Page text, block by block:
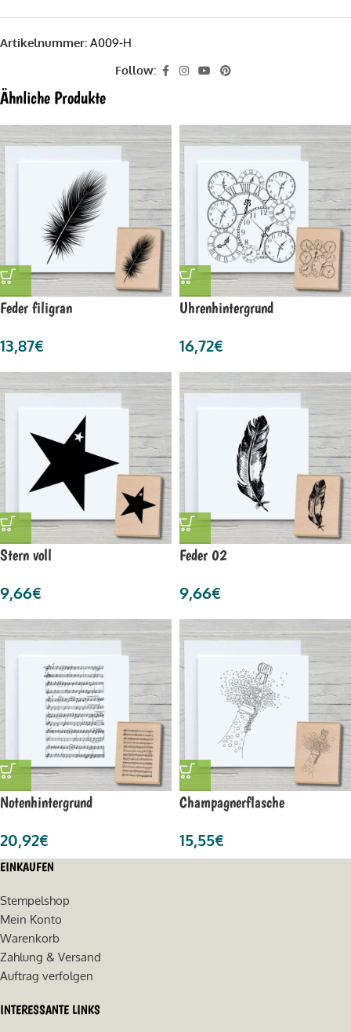
Artikelnummer: A009-H
Follow:
Ähnliche Produkte
Feder filigran
13,87€
Uhrenhintergrund
16,72€
Stern voll
9,66€
Feder 02
9,66€
Notenhintergrund
20,92€
Champagnerflasche
15,55€
EINKAUFEN
Stempelshop
Mein Konto
Warenkorb
Zahlung & Versand
Auftrag verfolgen
INTERESSANTE LINKS